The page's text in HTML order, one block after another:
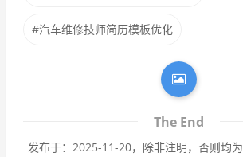
#汽车维修技师简历模板优化
The End
发布于：2025-11-20，除非注明，否则均为